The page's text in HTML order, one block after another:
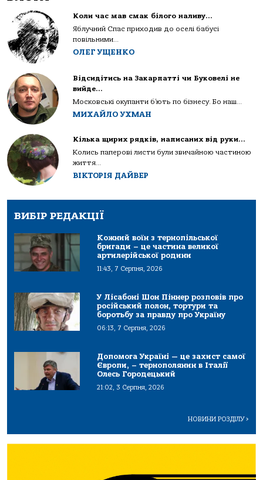
Коли час мав смак білого наливу…
Яблучний Спас приходив до оселі бабусі
повільними...
ОЛЕГ УЩЕНКО
Відсидітись на Закарпатті чи Буковелі не
вийде…
Московські окупанти б’ють по бізнесу. Бо наш...
МИХАЙЛО УХМАН
Кілька щирих рядків, написаних від руки…
Колись паперові листи були звичайною частиною
життя...
ВІКТОРІЯ ДАЙВЕР
ВИБІР РЕДАКЦІЇ
Кожний воїн з тернопільської
бригади – це частина великої
артилерійської родини
11:43, 7 Серпня, 2026
У Лісабоні Шон Піннер розповів про
російський полон, тортури та
боротьбу за правду про Україну
06:13, 7 Серпня, 2026
Допомога Україні — це захист самої
Європи, – тернополянин в Італії
Олесь Городецький
21:02, 3 Серпня, 2026
НОВИНИ РОЗДІЛУ>